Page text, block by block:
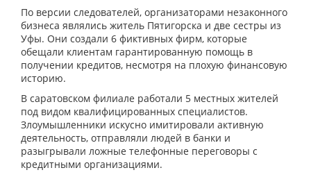
По версии следователей, организаторами незаконного
бизнеса являлись житель Пятигорска и две сестры из
Уфы. Они создали 6 фиктивных фирм, которые
обещали клиентам гарантированную помощь в
получении кредитов, несмотря на плохую финансовую
историю.
В саратовском филиале работали 5 местных жителей
под видом квалифицированных специалистов.
Злоумышленники искусно имитировали активную
деятельность, отправляли людей в банки и
разыгрывали ложные телефонные переговоры с
кредитными организациями.